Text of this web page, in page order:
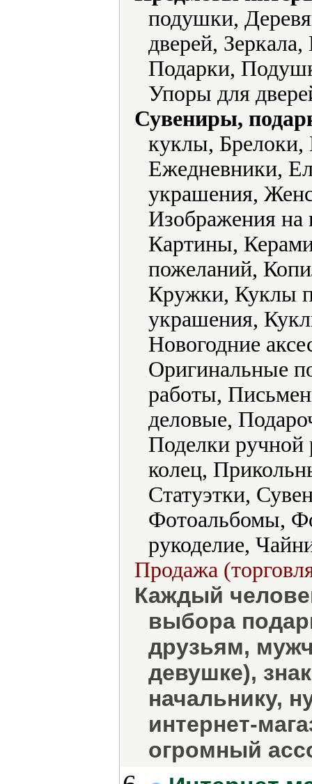
подушки,
дверей,
Подарки,
Упоры для
Сувениры,
куклы, Брелоки,
Ежедневники,
украшения,
Изображения на
Картины,
пожеланий,
Кружки, Куклы
украшения,
Новогодние
Оригинальные
работы,
деловые,
Поделки
колец,
Статуэтки,
Фотоальбомы,
рукоделие,
Продажа
Каждый
выбора
друзьям,
девушке),
начальнику,
интернет-
огромный